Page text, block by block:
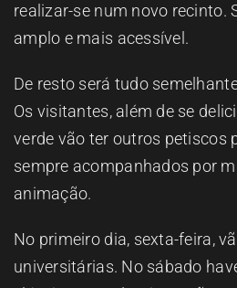
realizar-se num novo recinto.
amplo e mais acessível.
De resto será tudo
Os visitantes, além de se
verde vão ter outros petiscos
sempre acompanhados por
animação.
No primeiro dia, sexta-feira,
universitárias. No sábado